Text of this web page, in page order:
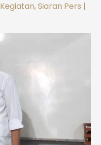
Kegiatan,Siaran Pers |